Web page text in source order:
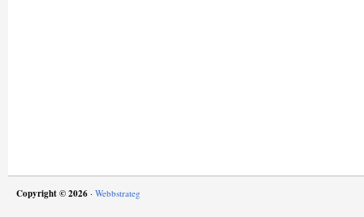
Copyright © 2026 · Webbstrateg